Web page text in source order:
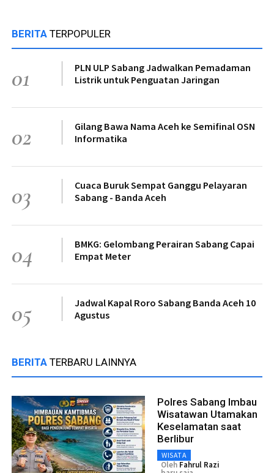
BERITA TERPOPULER
01
PLN ULP Sabang Jadwalkan Pemadaman
Listrik untuk Penguatan Jaringan
02
Gilang Bawa Nama Aceh ke Semifinal OSN
Informatika
03
Cuaca Buruk Sempat Ganggu Pelayaran
Sabang - Banda Aceh
04
BMKG: Gelombang Perairan Sabang Capai
Empat Meter
05
Jadwal Kapal Roro Sabang Banda Aceh 10
Agustus
BERITA TERBARU LAINNYA
Polres Sabang Imbau
Wisatawan Utamakan
Keselamatan saat
Berlibur
WISATA
Oleh Fahrul Razi